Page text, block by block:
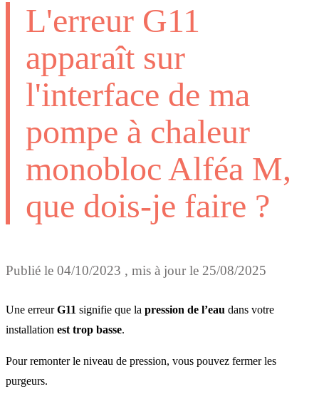
L'erreur G11
apparaît sur
l'interface de ma
pompe à chaleur
monobloc Alféa M,
que dois-je faire ?
Publié le 04/10/2023 , mis à jour le 25/08/2025
Une erreurG11 signifie que la pression de l’eau dans votre
installation est trop basse.
Pour remonter le niveau de pression, vous pouvez fermer les
purgeurs.